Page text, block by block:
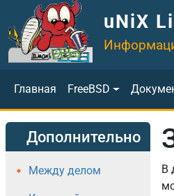
Перейти к основному
uNiX
Основная
Главная FreeBSD
Дополнительно
Между делом
В